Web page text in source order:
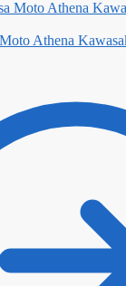
Athena